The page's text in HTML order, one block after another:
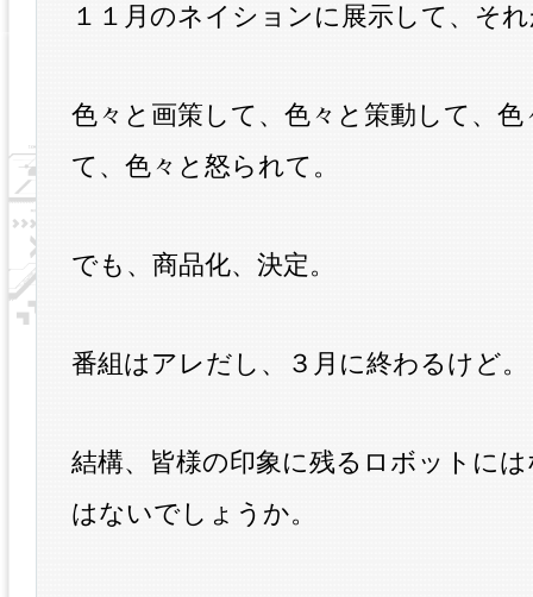
１１月のネイションに展示して、そ
色々と画策して、色々と策動して、
て、色々と怒られて。
でも、商品化、決定。
番組はアレだし、３月に終わるけど。
結構、皆様の印象に残るロボットに
はないでしょうか。